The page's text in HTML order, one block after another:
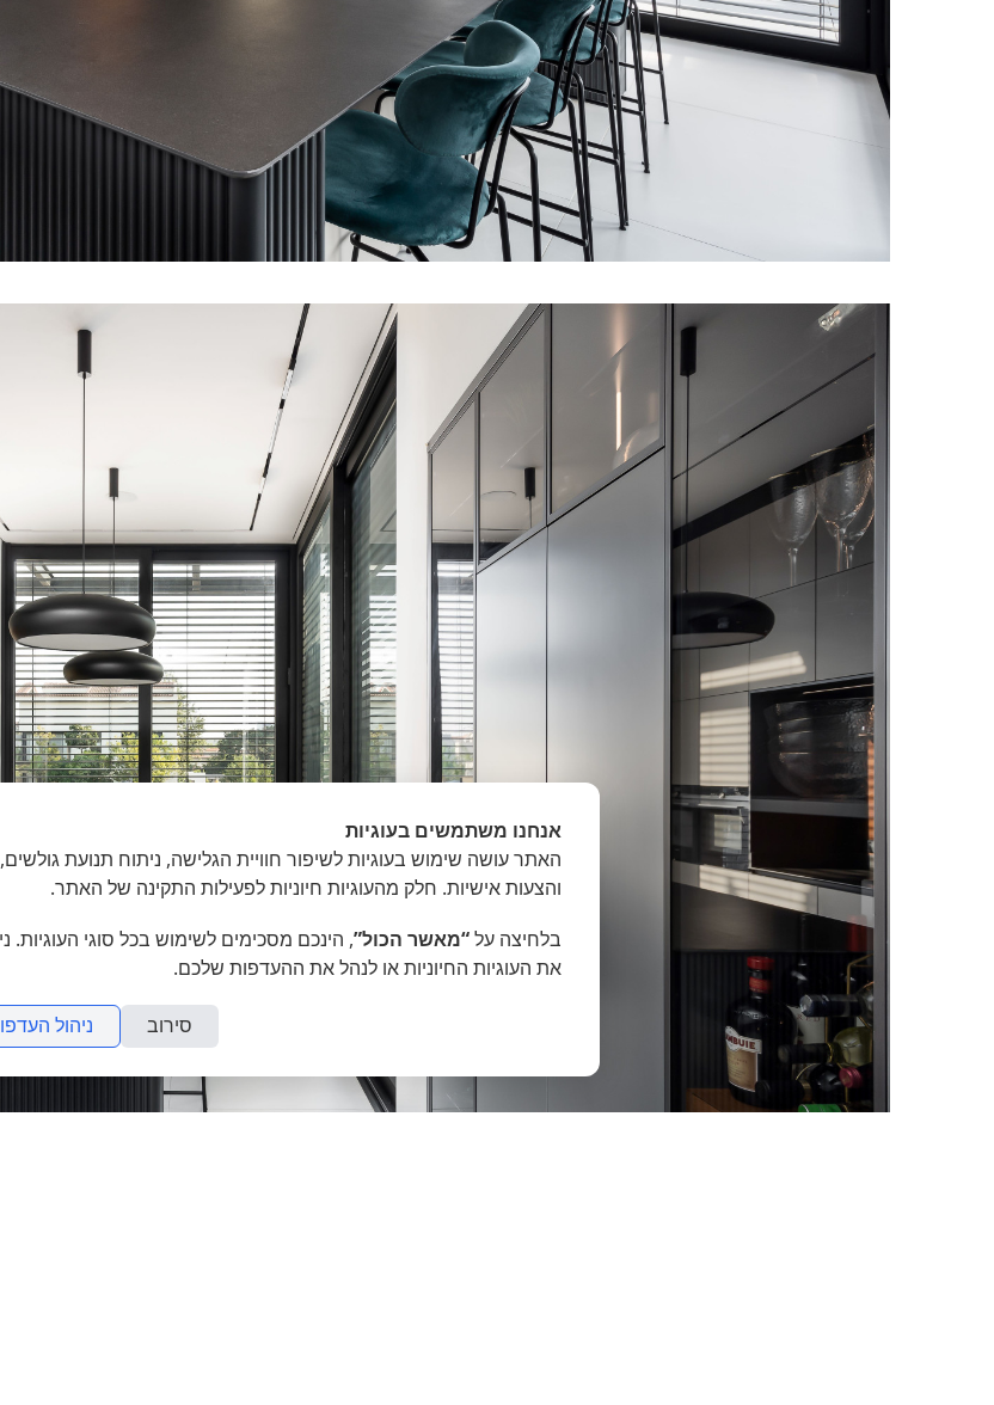
אנחנו משתמשים בעוגיות
האתר עושה שימוש בעוגיות לשיפור חוויית הגלישה, ניתוח תנועת
והצעות אישיות. חלק מהעוגיות חיוניות לפעילות התקינה של האתר.
בלחיצה על“מאשר הכול”, הינכם מסכימים לשימוש בכל סוגי העוגיות.
את העוגיות החיוניות או לנהל את ההעדפות שלכם.
סירוב ניהול